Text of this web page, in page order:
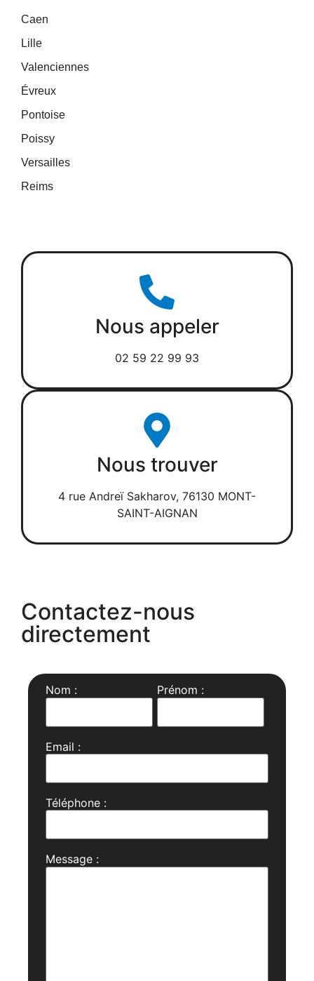
Caen
Lille
Valenciennes
Évreux
Pontoise
Poissy
Versailles
Reims
Nous appeler
02 59 22 99 93
Nous trouver
4 rue Andreï Sakharov, 76130 MONT-
SAINT-AIGNAN
Contactez-nous
directement
Nom : Prénom :
Email :
Téléphone :
Message :